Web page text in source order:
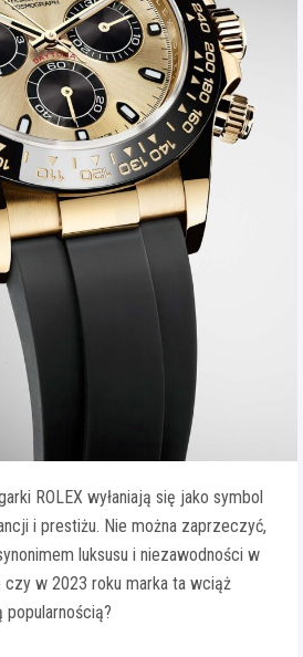
ROLEX wyłaniają się jako symbol
i prestiżu. Nie można zaprzeczyć,
luksusu i niezawodności w
czy w 2023 roku marka ta wciąż
popularnością?